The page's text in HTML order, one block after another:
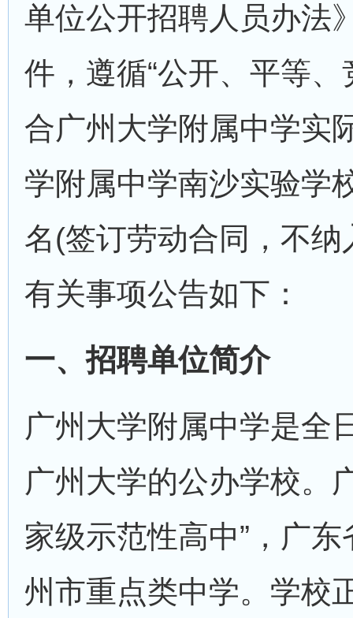
单位公开招聘人员办法
件，遵循“公开、平等
合广州大学附属中学实
学附属中学南沙实验学
名(签订劳动合同，不
有关事项公告如下：
一、招聘单位简介
广州大学附属中学是全
广州大学的公办学校。
家级示范性高中”，广
州市重点类中学。学校